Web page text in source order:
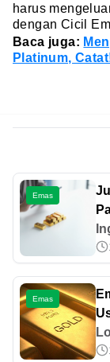
harus
dengan Cicil
Baca juga:
Platinum,
Emas
Emas